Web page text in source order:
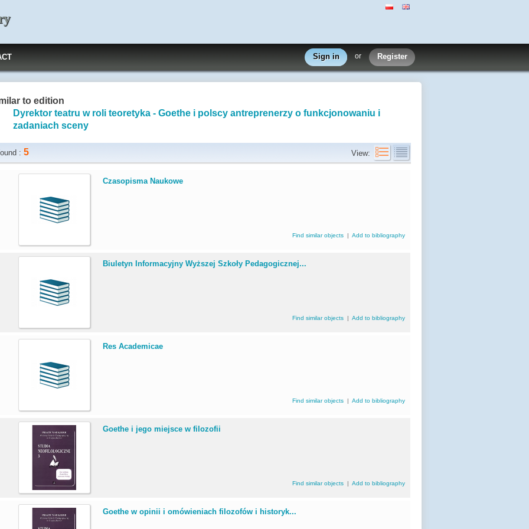
Sign in or Register
to edition
Dyrektor teatru w roli teoretyka - Goethe i polscy antreprenerzy o funkcjonowaniu i
zadaniach sceny
:5 View:
Czasopisma Naukowe
Find similar objects |Add to bibliography
Biuletyn Informacyjny Wyższej Szkoły Pedagogicznej...
Find similar objects |Add to bibliography
Res Academicae
Find similar objects |Add to bibliography
Goethe i jego miejsce w filozofii
Find similar objects |Add to bibliography
Goethe w opinii i omówieniach filozofów i historyk...